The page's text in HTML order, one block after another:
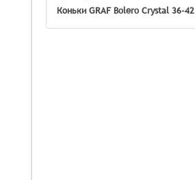
Коньки GRAF Bolero Crystal 36-42